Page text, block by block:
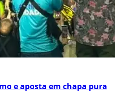
e aposta em chapa pura